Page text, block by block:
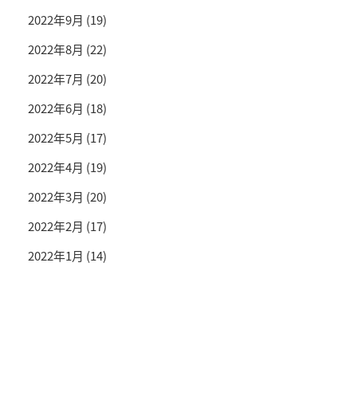
2022年9月 (19)
2022年8月 (22)
2022年7月 (20)
2022年6月 (18)
2022年5月 (17)
2022年4月 (19)
2022年3月 (20)
2022年2月 (17)
2022年1月 (14)